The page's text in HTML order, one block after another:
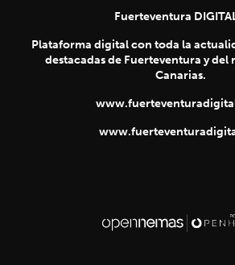
Fuerteventura
Plataforma digital con toda la
destacadas de Fuerteventura y del
Canarias.